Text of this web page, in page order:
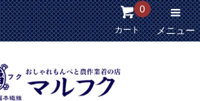
カート
0
メニュー